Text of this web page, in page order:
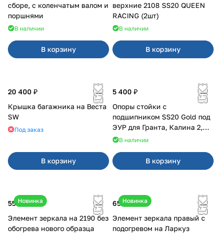
сборе, с коленчатым валом и
поршнями
В наличии
В корзину
верхние 2108 SS20 QUEEN
RACING (2шт)
В наличии
В корзину
20 400 ₽
Крышка багажника на Веста
SW
Под заказ
В корзину
5 400 ₽
Опоры стойки с
подшипником SS20 Gold под
ЭУР для Гранта, Калина 2,
Datsun
В наличии
В корзину
Новинка
550 ₽
Элемент зеркала на 2190 без
обогрева нового образца
Новинка
650 ₽
Элемент зеркала правый с
подогревом на Ларкуз